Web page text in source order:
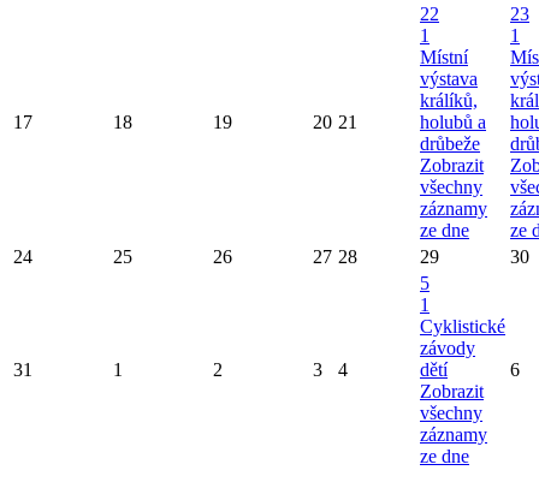
17 18 19 20 21
22
1
Místní
výstava
králíků,
holubů a
drůbeže
Zobrazit
všechny
záznamy
ze dne
23
1
ze
24
25 26 27 28 29 30
31 1 2 3 4
5
1
Cyklistické
závody
dětí
Zobrazit
všechny
záznamy
ze dne
6